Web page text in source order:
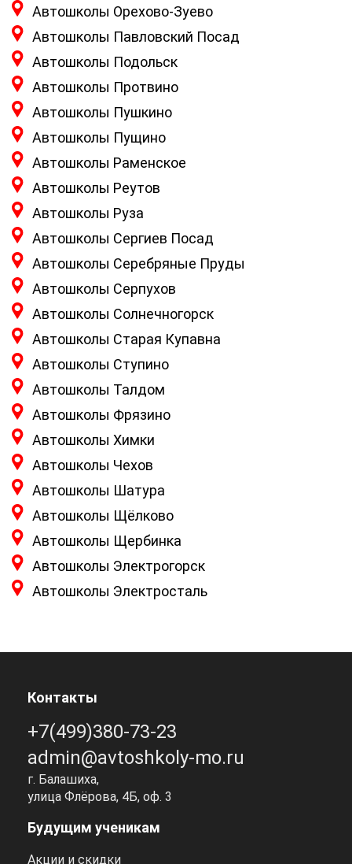
Автошколы Орехово-Зуево
Автошколы Павловский Посад
Автошколы Подольск
Автошколы Протвино
Автошколы Пушкино
Автошколы Пущино
Автошколы Раменское
Автошколы Реутов
Автошколы Руза
Автошколы Сергиев Посад
Автошколы Серебряные Пруды
Автошколы Серпухов
Автошколы Солнечногорск
Автошколы Старая Купавна
Автошколы Ступино
Автошколы Талдом
Автошколы Фрязино
Автошколы Химки
Автошколы Чехов
Автошколы Шатура
Автошколы Щёлково
Автошколы Щербинка
Автошколы Электрогорск
Автошколы Электросталь
Контакты
+7(499)380-73-23
admin@avtoshkoly-mo.ru
г. Балашиха,
улица Флёрова, 4Б, оф. 3
Будущим ученикам
Акции и скидки